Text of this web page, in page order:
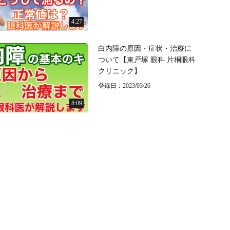
4:27
8:09
白内障の原因・症状・治療に
ついて【東戸塚 眼科 片桐眼科
クリニック】
登録日：2023/03/26